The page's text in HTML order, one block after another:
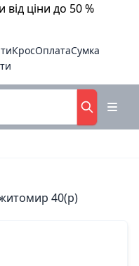
ціни до 50 %
КросОплатаСумка
40(р)